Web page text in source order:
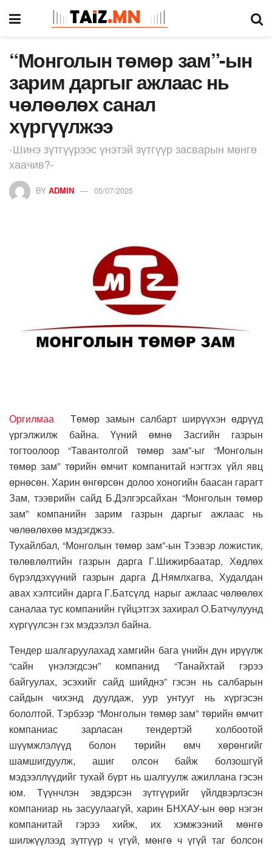
“Монголын төмөр зам”-ын
зарим даргыг ажлаас нь
чөлөөлөх санал
хүргүүлжээ
-Шинэ зүтгүүрээс үнэтэй зүтгүүр засварын мөнгө
хаачив?-
BY ADMIN 05/07/2025
Оргилмаа
Төмөр замын салбарт ширүүхэн өдрүүд
үргэлжилж байна. Үүний өмнө Засгийн газрын
тогтоолоор “Тавантолгой төмөр зам”-ыг “Монголын
төмөр зам” төрийн өмчит компанитай нэгтгэх үйл явц
өрнөсөн. Харин өнгөрсөн долоо хоногийн баасан гарагт
Зам, тээврийн сайд Б.Дэлгэрсайхан “Монголын төмөр
зам” компанийн зарим газрын даргыг ажлаас нь
чөлөөлөхөө мэдэгджээ.
Тухайлбал, “Монголын төмөр зам”-ын Тээвэр ложистик,
төлөвлөлтийн газрын дарга Г.Шижирбаатар, Хөдлөх
бүрэлдэхүүний газрын дарга Д.Нямлхагва, Худалдан
авах хэлтсийн дарга Г.Батсүлд нарыг ажлаас чөлөөлөх
саналаа тус компанийн гүйцэтгэх захирал О.Батчулуунд
хүргүүлсэн гэх мэдээлэл байна.
Тендер шалгаруулахад хамгийн бага үнийн дүн ирүүлж
“сайн үнэлэгдсэн” компанид “Танайхтай гэрээ
байгуулах, эсэхийг сайд шийднэ” гэсэн нь салбарын
сайдын чихэнд дуулдаж, уур унтууг нь хүргэсэн
бололтой. Тэрбээр “Монголын төмөр зам” төрийн өмчит
компаниас зарласан тендертэй холбоотой
шүүмжлэлүүд болон төрийн өмч хөрөнгийг
шамшигдуулж, ашиг олсон байж болзошгүй
мэдээллүүдийг тухай бүрт нь шалгуулж ажиллана гэсэн
юм. Түүнчлэн эвдэрсэн зүтгүүрийг үйлдвэрлэсэн
компаниар нь засуулаагүй, харин БНХАУ-ын өөр нэгэн
компанитай гэрээ хийж, их хэмжээний мөнгө
шилжүүлээд зүтгүүр ч үгүй, мөнгө ч үгүй таг болсон